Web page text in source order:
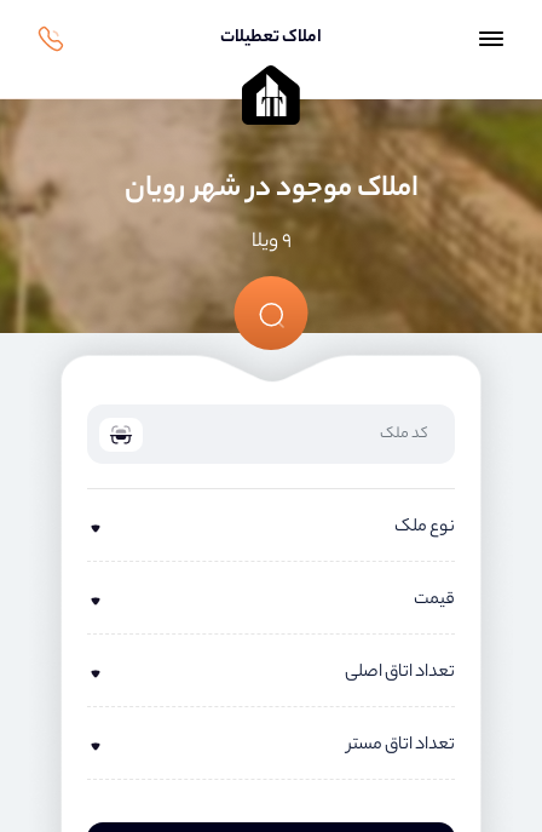
املاک تعطیلات
املاک موجود در شهر رویان
۹ ویلا
نوع ملک
قیمت
تعداد اتاق اصلی
تعداد اتاق مستر